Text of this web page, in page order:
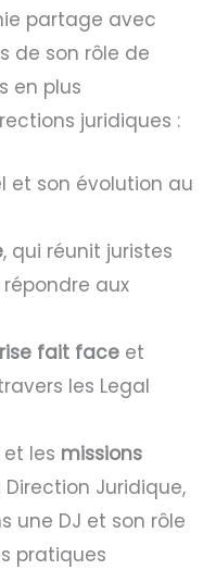
partage avec
de son rôle de
en plus
juridiques :
et son évolution au
, qui réunit juristes
aux
fait face et
les Legal
et les missions
Juridique,
une DJ et son rôle
pratiques